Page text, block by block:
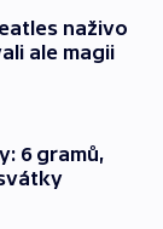
naživo
ale magii
6 gramů,